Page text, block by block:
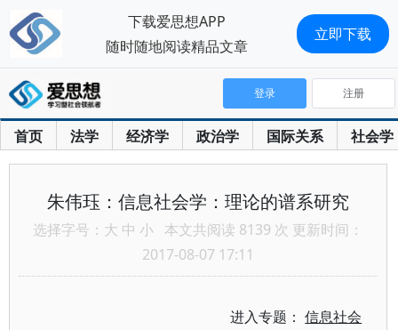
首页 法学 经济学 政治学 国际关系 社会学
登录 注册
朱伟珏：信息社会学：理论的谱系研究
选择字号： 大 中 小 本文共阅读 8139 次 更新时间：
2017-08-07 17:11
进入专题：信息社会
下载爱思想APP
随时随地阅读精品文章
立即下载